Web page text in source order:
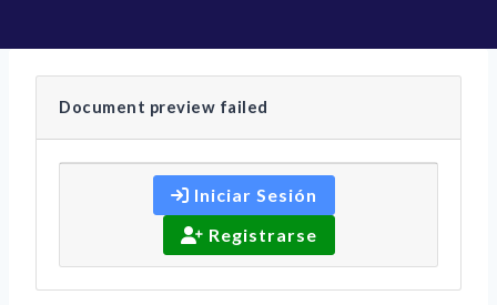
Document preview failed
Iniciar Sesión
Registrarse